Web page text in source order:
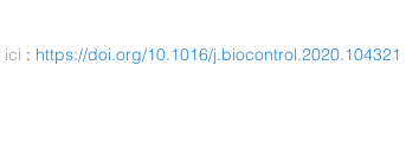
ici : https://doi.org/10.1016/j.biocontrol.2020.104321